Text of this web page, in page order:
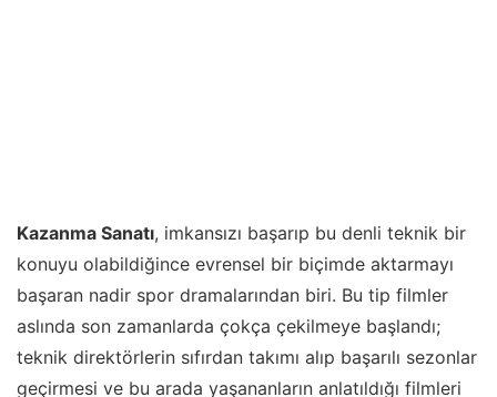
Kazanma Sanatı, imkansızı başarıp bu denli teknik bir
konuyu olabildiğince evrensel bir biçimde aktarmayı
başaran nadir spor dramalarından biri. Bu tip filmler
aslında son zamanlarda çokça çekilmeye başlandı;
teknik direktörlerin sıfırdan takımı alıp başarılı sezonlar
geçirmesi ve bu arada yaşananların anlatıldığı filmleri